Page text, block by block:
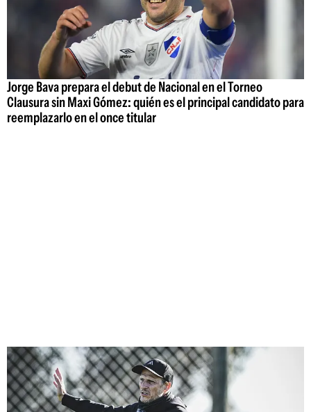
Jorge Bava prepara el debut de Nacional en el Torneo
Clausura sin Maxi Gómez: quién es el principal candidato para
reemplazarlo en el once titular